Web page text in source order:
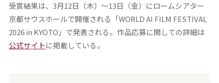
受賞結果は、3月12日（木）～13日（金）にロームシアター
京都サウスホールで開催される「WORLD AI FILM FESTIVAL
2026 in KYOTO」で発表される。作品応募に関しての詳細は
公式サイトに掲載している。